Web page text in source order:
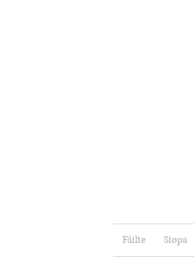
Fáilte Siopa